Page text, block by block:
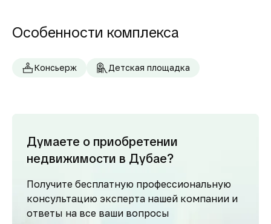
Особенности комплекса
Консьерж Детская площадка
Думаете о приобретении
недвижимости в Дубае?
Получите бесплатную профессиональную
консультацию эксперта нашей компании и
ответы на все ваши вопросы